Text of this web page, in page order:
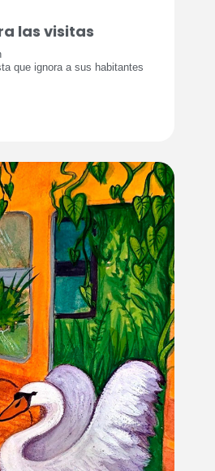
las visitas
que ignora a sus habitantes